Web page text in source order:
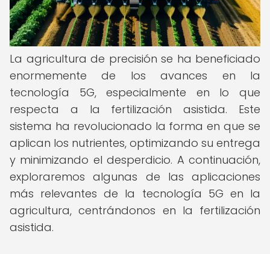
La agricultura de precisión se ha beneficiado
enormemente de los avances en la
tecnología 5G, especialmente en lo que
respecta a la fertilización asistida. Este
sistema ha revolucionado la forma en que se
aplican los nutrientes, optimizando su entrega
y minimizando el desperdicio. A continuación,
exploraremos algunas de las aplicaciones
más relevantes de la tecnología 5G en la
agricultura, centrándonos en la fertilización
asistida.